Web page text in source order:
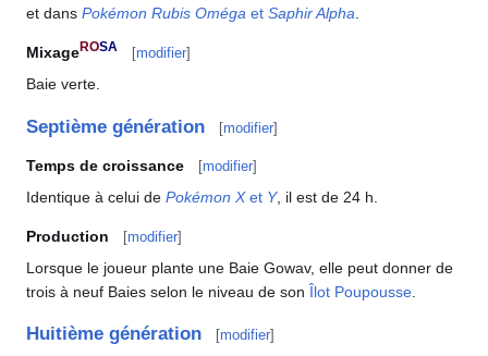
et dans Pokémon Rubis Oméga et Saphir Alpha.
MixageROSA [modifier]
Baie verte.
Septième génération [modifier]
Temps de croissance [modifier]
Identique à celui de Pokémon Xet Y, il est de 24 h.
Production [modifier]
Lorsque le joueur plante une Baie Gowav, elle peut donner de
trois à neuf Baies selon le niveau de son Îlot Poupousse
Huitième génération [modifier]